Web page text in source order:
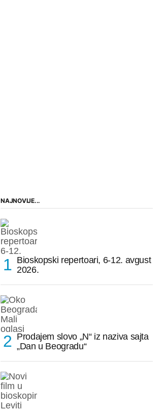
NAJNOVIJE...
Bioskopski repertoari, 6-12. avgust
2026.
Prodajem slovo „N“ iz naziva sajta
„Dan u Beogradu“